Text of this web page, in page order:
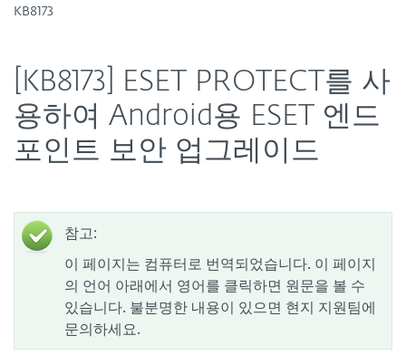
KB8173
[KB8173] ESET PROTECT를 사
용하여 Android용 ESET 엔드
포인트 보안 업그레이드
참고:
이 페이지는 컴퓨터로 번역되었습니다. 이 페이지
의 언어 아래에서 영어를 클릭하면 원문을 볼 수
있습니다. 불분명한 내용이 있으면 현지 지원팀에
문의하세요.